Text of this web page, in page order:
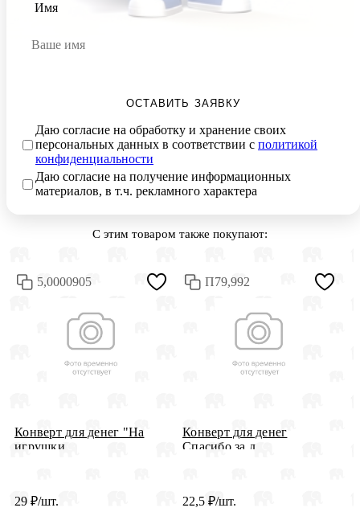
Имя
ОСТАВИТЬ ЗАЯВКУ
Даю согласие на обработку и хранение своих
персональных данных в соответствии с политикой
конфиденциальности
Даю согласие на получение информационных
материалов, в т.ч. рекламного характера
С этим товаром также покупают:
5,0000905
Конверт для денег "На
игрушки...
29 ₽/шт.
П79,992
Конверт для денег
Спасибо за д...
22,5 ₽/шт.